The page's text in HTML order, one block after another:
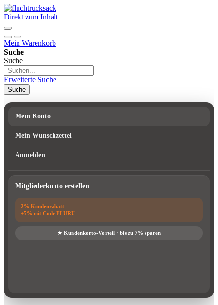
Direkt zum Inhalt
Mein Warenkorb
Suche
Suche
Erweiterte Suche
Suche
Mein Konto
Mein Wunschzettel
Anmelden
Mitgliederkonto erstellen